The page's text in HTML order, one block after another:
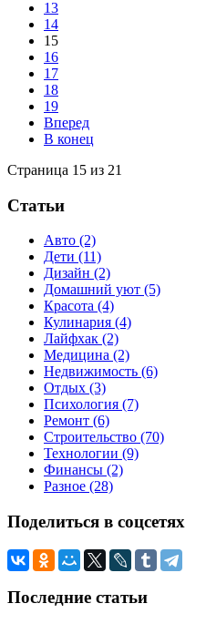
13
14
15
16
17
18
19
Вперед
В конец
Страница 15 из 21
Статьи
Авто (2)
Дети (11)
Дизайн (2)
Домашний уют (5)
Красота (4)
Кулинария (4)
Лайфхак (2)
Медицина (2)
Недвижимость (6)
Отдых (3)
Психология (7)
Ремонт (6)
Строительство (70)
Технологии (9)
Финансы (2)
Разное (28)
Поделиться в соцсетях
Последние статьи